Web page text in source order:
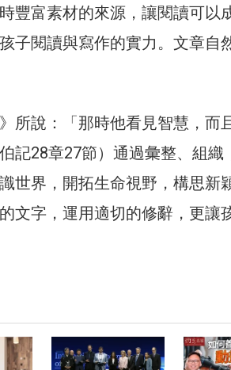
豐富素材的來源，讓閱讀可以
子閱讀與寫作的實力。文章自
所說：「那時他看見智慧，而
記28章27節）通過彙整、組
世界，開拓生命視野，構思新
文字，運用適切的修辭，更讓